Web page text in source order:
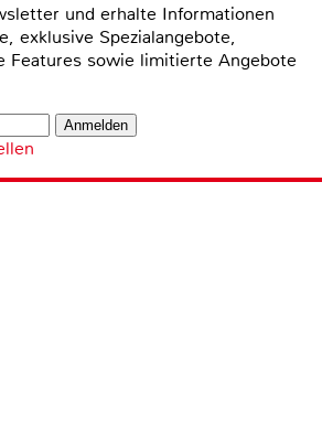
und erhalte Informationen
exklusive Spezialangebote,
Features sowie limitierte Angebote